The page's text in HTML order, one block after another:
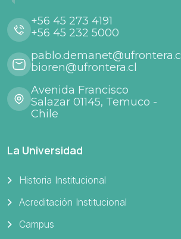
+56 45 273 4191
+56 45 232 5000
pablo.demanet@ufrontera.cl
bioren@ufrontera.cl
Avenida Francisco
Salazar 01145, Temuco -
Chile
La Universidad
Historia Institucional
Acreditación Institucional
Campus